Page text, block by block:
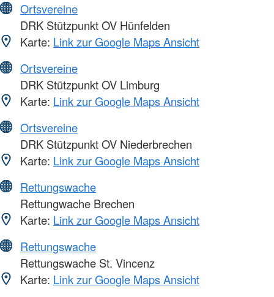
Ortsvereine
DRK Stützpunkt OV Hünfelden
Karte: Link zur Google Maps Ansicht
Ortsvereine
DRK Stützpunkt OV Limburg
Karte: Link zur Google Maps Ansicht
Ortsvereine
DRK Stützpunkt OV Niederbrechen
Karte: Link zur Google Maps Ansicht
Rettungswache
Rettungwache Brechen
Karte: Link zur Google Maps Ansicht
Rettungswache
Rettungswache St. Vincenz
Karte: Link zur Google Maps Ansicht